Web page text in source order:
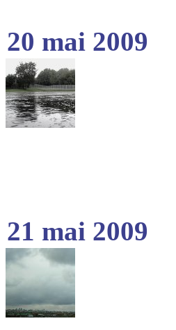
20 mai 2009
21 mai 2009